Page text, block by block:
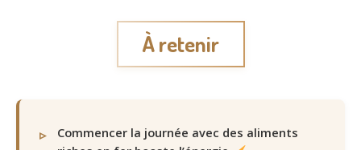
À retenir
Commencer la journée avec des aliments